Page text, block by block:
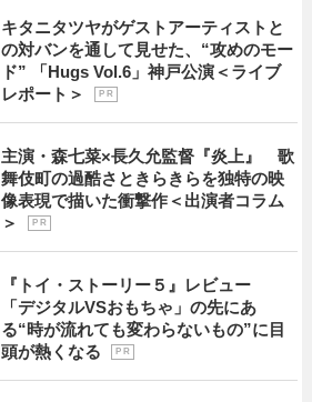
キタニタツヤがゲストアーティストと
の対バンを通して見せた、“攻めのモー
ド” 「Hugs Vol.6」神戸公演＜ライブ
レポート＞
P R
主演・森七菜×長久允監督『炎上』 歌
舞伎町の過酷さときらきらを独特の映
像表現で描いた衝撃作＜出演者コラム
＞
P R
『トイ・ストーリー５』レビュー
「デジタルVSおもちゃ」の先にあ
る“時が流れても変わらないもの”に目
頭が熱くなる
P R